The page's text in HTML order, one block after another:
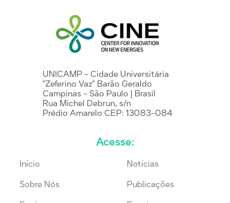
UNICAMP - Cidade Universitária
"Zeferino Vaz" Barão Geraldo
Campinas - São Paulo | Brasil
Rua Michel Debrun, s/n
Prédio Amarelo CEP: 13083-084
Acesse:
Início
Sobre Nós
Notícias
Publicações